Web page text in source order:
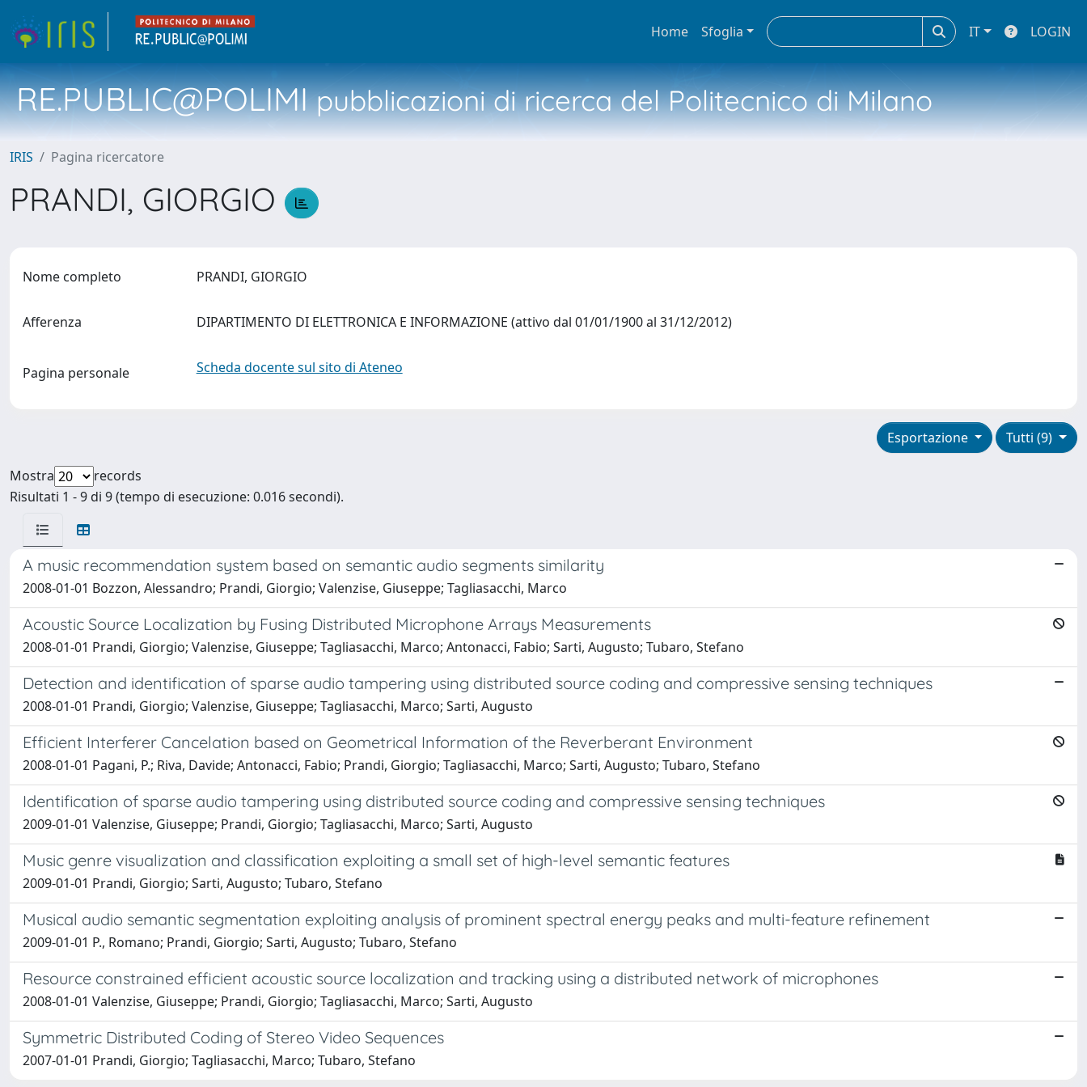
Home Sfoglia IT LOGIN
RE.PUBLIC@POLIMIpubblicazioni di ricerca del Politecnico di Milano
IRIS Pagina ricercatore
PRANDI, GIORGIO
Nome completo PRANDI, GIORGIO
Afferenza DIPARTIMENTO DI ELETTRONICA E INFORMAZIONE (attivo dal 01/01/1900 al 31/12/2012)
Pagina personale Scheda docente sul sito di Ateneo
Tutti (9)
Esportazione
Mostra
records
Risultati 1 - 9 di 9 (tempo di esecuzione: 0.016 secondi).
A music recommendation system based on semantic audio segments similarity
2008-01-01 Bozzon, Alessandro; Prandi, Giorgio; Valenzise, Giuseppe; Tagliasacchi, Marco
Acoustic Source Localization by Fusing Distributed Microphone Arrays Measurements
2008-01-01 Prandi, Giorgio; Valenzise, Giuseppe; Tagliasacchi, Marco; Antonacci, Fabio; Sarti, Augusto; Tubaro, Stefano
Detection and identification of sparse audio tampering using distributed source coding and compressive sensing techniques
2008-01-01 Prandi, Giorgio; Valenzise, Giuseppe; Tagliasacchi, Marco; Sarti, Augusto
Efficient Interferer Cancelation based on Geometrical Information of the Reverberant Environment
2008-01-01 Pagani, P.; Riva, Davide; Antonacci, Fabio; Prandi, Giorgio; Tagliasacchi, Marco; Sarti, Augusto; Tubaro, Stefano
Identification of sparse audio tampering using distributed source coding and compressive sensing techniques
2009-01-01 Valenzise, Giuseppe; Prandi, Giorgio; Tagliasacchi, Marco; Sarti, Augusto
Music genre visualization and classification exploiting a small set of high-level semantic features
2009-01-01 Prandi, Giorgio; Sarti, Augusto; Tubaro, Stefano
Musical audio semantic segmentation exploiting analysis of prominent spectral energy peaks and multi-feature refinement
2009-01-01 P., Romano; Prandi, Giorgio; Sarti, Augusto; Tubaro, Stefano
Resource constrained efficient acoustic source localization and tracking using a distributed network of microphones
2008-01-01 Valenzise, Giuseppe; Prandi, Giorgio; Tagliasacchi, Marco; Sarti, Augusto
Symmetric Distributed Coding of Stereo Video Sequences
2007-01-01 Prandi, Giorgio; Tagliasacchi, Marco; Tubaro, Stefano